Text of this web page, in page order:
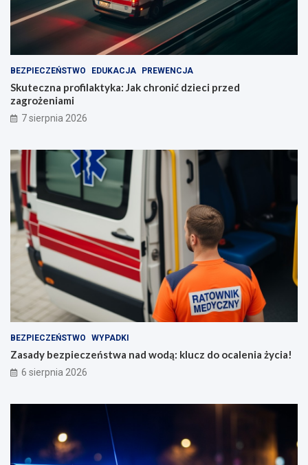
BEZPIECZEŃSTWO EDUKACJA PREWENCJA
Skuteczna profilaktyka: Jak chronić dzieci przed
zagrożeniami
7 sierpnia 2026
BEZPIECZEŃSTWO WYPADKI
Zasady bezpieczeństwa nad wodą: klucz do ocalenia życia!
6 sierpnia 2026